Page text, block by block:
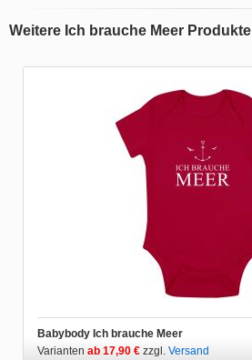
Weitere Ich brauche Meer Produkte
Babybody Ich brauche Meer
Varianten ab 17,90 € zzgl. Versand